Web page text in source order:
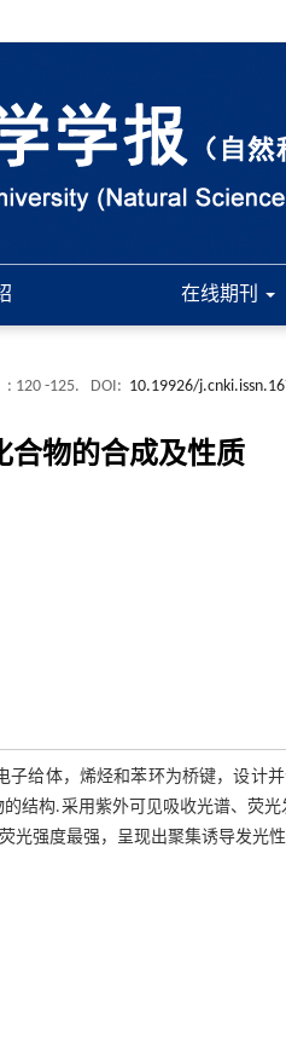
在线期刊
: 120 -125. DOI: 10.19926/
合物的合成及性质
给体，烯烃和苯环为桥键，设计
的结构.采用紫外可见吸收光谱、荧
光强度最强，呈现出聚集诱导发光